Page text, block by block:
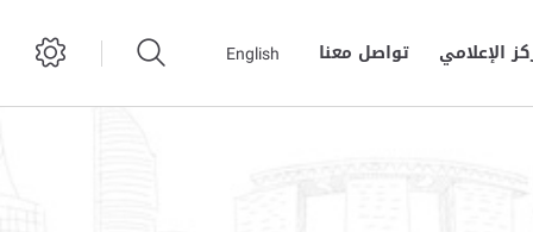
الإعلامي تواصل معنا English